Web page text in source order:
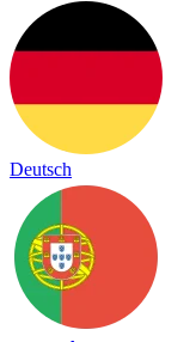
Deutsch